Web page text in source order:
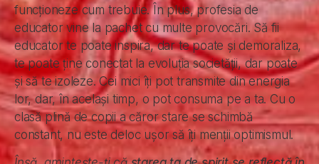
funcționeze cum trebuie. În plus, profesia de
educator vine la pachet cu multe provocări. Să fii
educator te poate inspira, dar te poate și demoraliza,
te poate ține conectat la evoluția societății, dar poate
și să te izoleze. Cei mici îți pot transmite din energia
lor, dar, în același timp, o pot consuma pe a ta. Cu o
clasă plină de copii a căror stare se schimbă
constant, nu este deloc ușor să îți menții optimismul.